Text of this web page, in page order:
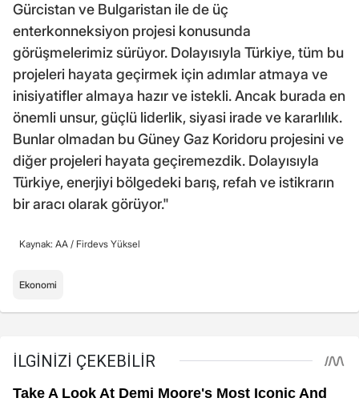
Gürcistan ve Bulgaristan ile de üç
enterkonneksiyon projesi konusunda
görüşmelerimiz sürüyor. Dolayısıyla Türkiye, tüm bu
projeleri hayata geçirmek için adımlar atmaya ve
inisiyatifler almaya hazır ve istekli. Ancak burada en
önemli unsur, güçlü liderlik, siyasi irade ve kararlılık.
Bunlar olmadan bu Güney Gaz Koridoru projesini ve
diğer projeleri hayata geçiremezdik. Dolayısıyla
Türkiye, enerjiyi bölgedeki barış, refah ve istikrarın
bir aracı olarak görüyor."
Kaynak: AA / Firdevs Yüksel
Ekonomi